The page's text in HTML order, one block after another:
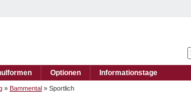
Optionen Informationstage
» Bammental » Sportlich